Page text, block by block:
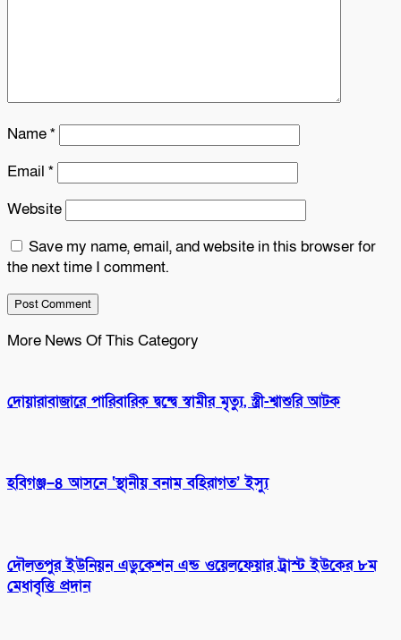
Name*
Email *
Website
Save my name, email, and website in this browser for
the next time I comment.
More News Of This Category
দোয়ারাবাজারে পারিবারিক দ্বন্দ্বে স্বামীর মৃত্যু, স্ত্রী-শ্বাশুরি আটক
হবিগঞ্জ–৪ আসনে ‘স্থানীয় বনাম বহিরাগত’ ইস্যু
দৌলতপুর ইউনিয়ন এডুকেশন এন্ড ওয়েলফেয়ার ট্রাস্ট ইউকের ৮ম
মেধাবৃত্তি প্রদান